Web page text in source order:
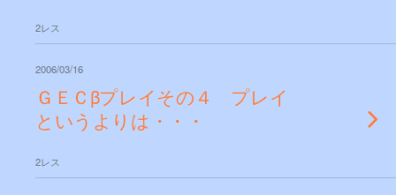
2レス
2006/03/16
ＧＥＣβプレイその４ プレイ
というよりは・・・
2レス